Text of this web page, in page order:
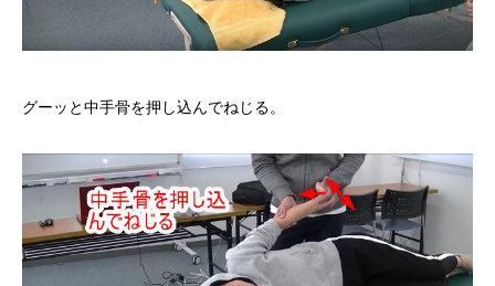
グーッと中手骨を押し込んでねじる。